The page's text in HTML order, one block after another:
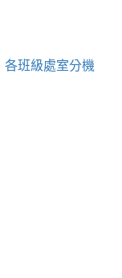
各班級處室分機